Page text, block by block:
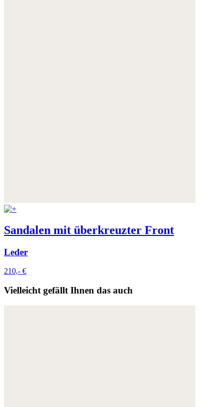
Sandalen mit überkreuzter Front
Leder
210,- €
Vielleicht gefällt Ihnen das auch